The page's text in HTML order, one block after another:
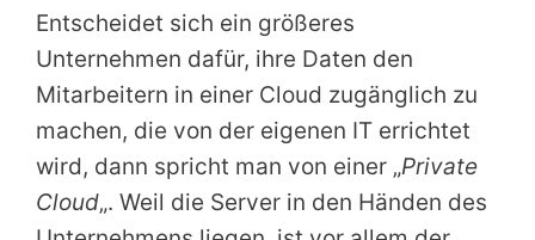
Entscheidet sich ein größeres
Unternehmen dafür, ihre Daten den
Mitarbeitern in einer Cloud zugänglich zu
machen, die von der eigenen IT errichtet
wird, dann spricht man von einer „Private
Cloud„. Weil die Server in den Händen des